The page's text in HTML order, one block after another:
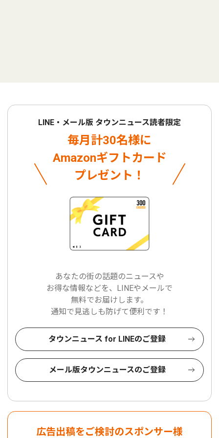
LINE・メール版 タウンニュース読者限定
毎月計30名様に
Amazonギフトカード
プレゼント！
あなたの街の話題のニュースや
お得な情報などを、LINEやメールで
無料でお届けします。
通知で見逃しも防げて便利です！
タウンニュース for LINEのご登録
メール版タウンニュースのご登録
広告出稿をご検討のスポンサー様